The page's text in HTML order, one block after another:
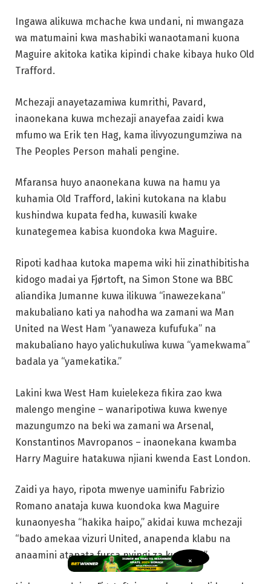
Ingawa alikuwa mchache kwa undani, ni mwangaza
wa matumaini kwa mashabiki wanaotamani kuona
Maguire akitoka katika kipindi chake kibaya huko Old
Trafford.
Mchezaji anayetazamiwa kumrithi, Pavard,
inaonekana kuwa mchezaji anayefaa zaidi kwa
mfumo wa Erik ten Hag, kama ilivyozungumziwa na
The Peoples Person mahali pengine.
Mfaransa huyo anaonekana kuwa na hamu ya
kuhamia Old Trafford, lakini kutokana na klabu
kushindwa kupata fedha, kuwasili kwake
kunategemea kabisa kuondoka kwa Maguire.
Ripoti kadhaa kutoka mapema wiki hii zinathibitisha
kidogo madai ya Fjørtoft, na Simon Stone wa BBC
aliandika Jumanne kuwa ilikuwa “inawezekana”
makubaliano kati ya nahodha wa zamani wa Man
United na West Ham “yanaweza kufufuka” na
makubaliano hayo yalichukuliwa kuwa “yamekwama”
badala ya “yamekatika.”
Lakini kwa West Ham kuielekeza fikira zao kwa
malengo mengine – wanaripotiwa kuwa kwenye
mazungumzo na beki wa zamani wa Arsenal,
Konstantinos Mavropanos – inaonekana kwamba
Harry Maguire hatakuwa njiani kwenda East London.
Zaidi ya hayo, ripota mwenye uaminifu Fabrizio
Romano anataja kuwa kuondoka kwa Maguire
kunaonyesha “hakika haipo,” akidai kuwa mchezaji
“bado amekaa vizuri United, anapenda klabu na
anaamini atapata fursa nyingi za kucheza.”
×